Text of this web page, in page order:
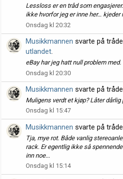
Lessloss er en tråd som
ikke hvorfor jeg er inne her… kjeder
Onsdag kl 20:32
Musikkmannen svarte på
utlandet.
eBay har jeg hatt null problem med.
Onsdag kl 20:30
Musikkmannen svarte på
Muligens verdt et kjøp? Låter dårlig
Onsdag kl 15:47
Musikkmannen svarte på
Tja, mye rot. Både vanlig
rack. Er egentlig ikke så
inn noe...
Onsdag kl 15:14